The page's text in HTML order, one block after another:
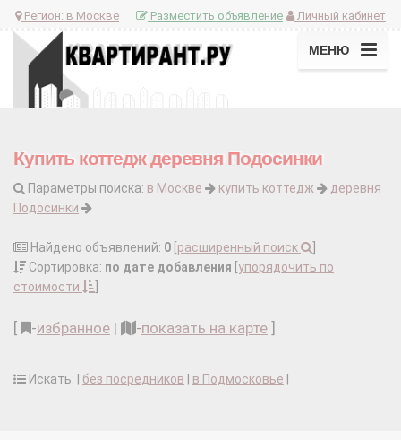
Регион: в Москве Личный кабинет
Разместить объявление
МЕНЮ
Купить коттедж деревня Подосинки
Параметры поиска: в Москве купить коттедж
деревня
Подосинки
Найдено объявлений: 0 расширенный поиск
Сортировка: по дате добавления упорядочить по
стоимости
-избранное | -показать на карте
Искать: | без посредников в Подмосковье